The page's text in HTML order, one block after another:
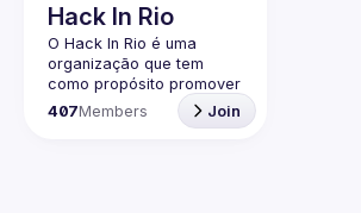
Hack In Rio
O Hack In Rio é uma
organização que tem
como propósito promover
o desenvolvimento de
uma comunidade local
407Members Join